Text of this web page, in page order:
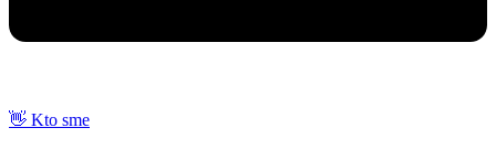
👋 Kto sme